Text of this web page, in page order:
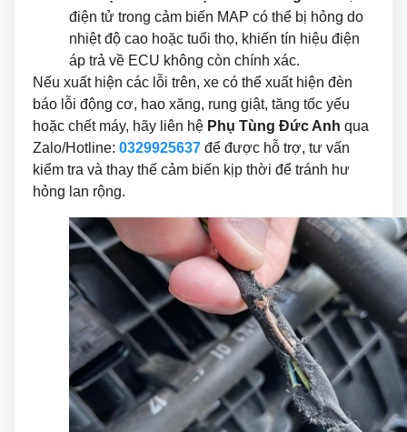
điện tử trong cảm biến MAP có thể bị hỏng do
nhiệt độ cao hoặc tuổi thọ, khiến tín hiệu điện
áp trả về ECU không còn chính xác.
Nếu xuất hiện các lỗi trên, xe có thể xuất hiện đèn
báo lỗi động cơ, hao xăng, rung giật, tăng tốc yếu
hoặc chết máy, hãy liên hệ Phụ Tùng Đức Anh qua
Zalo/Hotline: 0329925637 để được hỗ trợ, tư vấn
kiểm tra và thay thế cảm biến kịp thời để tránh hư
hỏng lan rộng.